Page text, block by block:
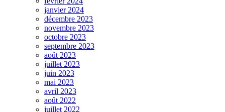
janvier 2024
décembre 2023
novembre 2023
octobre 2023
septembre 2023
août 2023
juillet 2023
juin 2023
mai 2023
avril 2023
août 2022
juillet 2022